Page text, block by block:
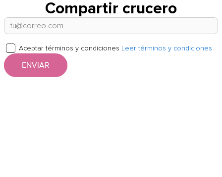
Compartir crucero
Aceptar términos y condiciones Leer términos y condiciones
ENVIAR